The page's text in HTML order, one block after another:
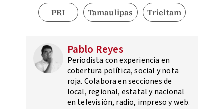
PRI Tamaulipas Trieltam
Pablo Reyes
Periodista con experiencia en
cobertura política, social y nota
roja. Colabora en secciones de
local, regional, estatal y nacional
en televisión, radio, impreso y web.